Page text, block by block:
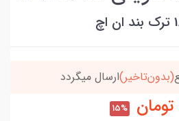
برسون،ارسالت‌رایگانه
تومان 15%